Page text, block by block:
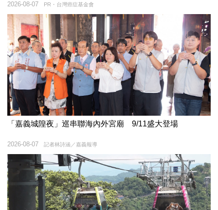
PR・台灣癌症基金會
2026-08-07
「嘉義城隍夜」巡串聯海內外宮廟 9/11盛大登場
記者林詩涵／嘉義報導
2026-08-07